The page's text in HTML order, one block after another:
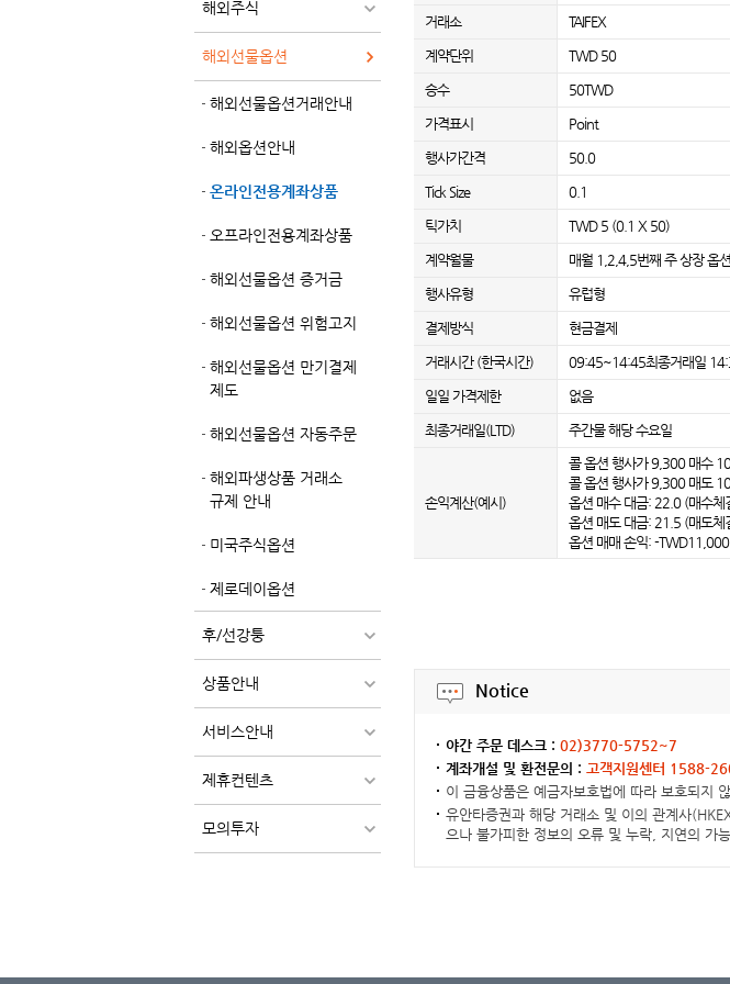
해외주식
해외선물옵션
해외선물옵션거래안내
해외옵션안내
온라인전용계좌상품
오프라인전용계좌상품
해외선물옵션 증거금
해외선물옵션 위험고지
해외선물옵션 만기결제
제도
해외선물옵션 자동주문
해외파생상품 거래소
규제 안내
미국주식옵션
제로데이옵션
후/선강퉁
상품안내
서비스안내
제휴컨텐츠
모의투자
거래소 TAIFEX
계약단위 TWD 50
승수 50TWD
가격표시 Point
행사가간격 50.0
Tick Size 0.1
틱가치 TWD 5 (0.1 X 50)
계약월물 매월 1,2,4,5번째 주 상장 옵
행사유형 유럽형
결제방식 현금결제
거래시간 (한국시간) 09:45~14:45최종거래일
일일 가격제한 없음
최종거래일(LTD) 주간물 해당 수요일
손익계산(예시)
콜 옵션 행사가 9,300 매수
콜 옵션 행사가 9,300 매도
옵션 매수 대금: 22.0 (매수
옵션 매도 대금: 21.5 (매도
옵션 매매 손익: -
Notice
야간 주문 데스크 : 02)3770-5752~7
계좌개설 및 환전문의 : 고객지원센터 1588-
이 금융상품은 예금자보호법에 따라 보호되지
유안타증권과 해당 거래소 및 이의 관계사
으나 불가피한 정보의 오류 및 누락, 지연의 가